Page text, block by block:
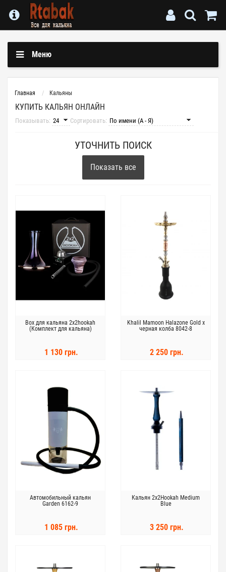
Меню
Главная Кальяны
КУПИТЬ КАЛЬЯН ОНЛАЙН
Показывать: Сортировать:
УТОЧНИТЬ ПОИСК
Показать все
Box для кальяна 2x2hookah
(Комплект для кальяна)
1 130 грн.
Khalil Mamoon Halazone Gold x
черная колба 8042-8
2 250 грн.
Автомобильный кальян
Garden 6162-9
1 085 грн.
Кальян 2x2Hookah Medium
Blue
3 250 грн.